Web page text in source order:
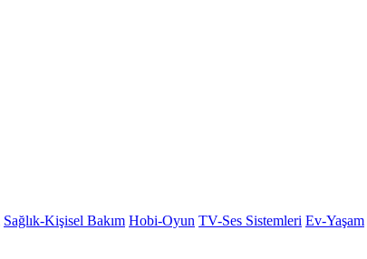
Sağlık-Kişisel Bakım Hobi-Oyun TV-Ses Sistemleri Ev-Yaşam